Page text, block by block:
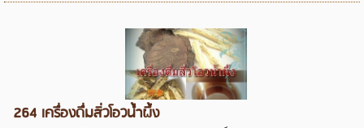
264 เครื่องดื่มสิ่วโอวน้ำผึ้ง